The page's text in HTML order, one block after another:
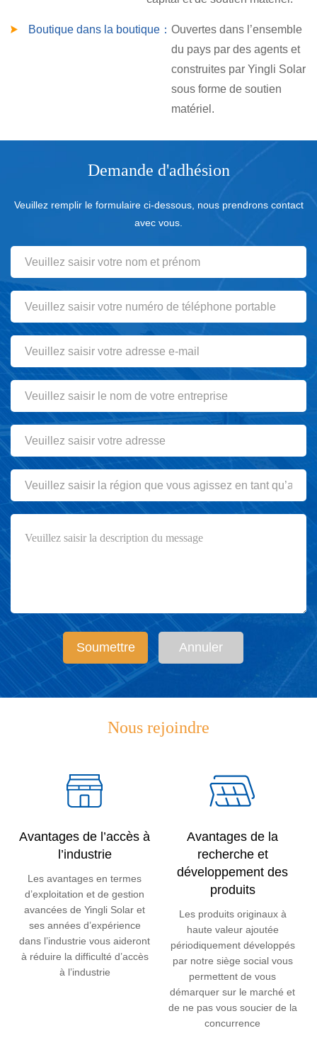
Boutique dans la boutique： Ouvertes dans l’ensemble
du pays par des agents et
construites par Yingli Solar
sous forme de soutien
matériel.
Demande d'adhésion
Veuillez remplir le formulaire ci-dessous, nous prendrons contact
avec vous.
Soumettre Annuler
Nous rejoindre
Avantages de l’accès à
l’industrie
Les avantages en termes
d’exploitation et de gestion
avancées de Yingli Solar et
ses années d’expérience
dans l’industrie vous aideront
à réduire la difficulté d’accès
à l’industrie
Avantages de la
recherche et
développement des
produits
Les produits originaux à
haute valeur ajoutée
périodiquement développés
par notre siège social vous
permettent de vous
démarquer sur le marché et
de ne pas vous soucier de la
concurrence